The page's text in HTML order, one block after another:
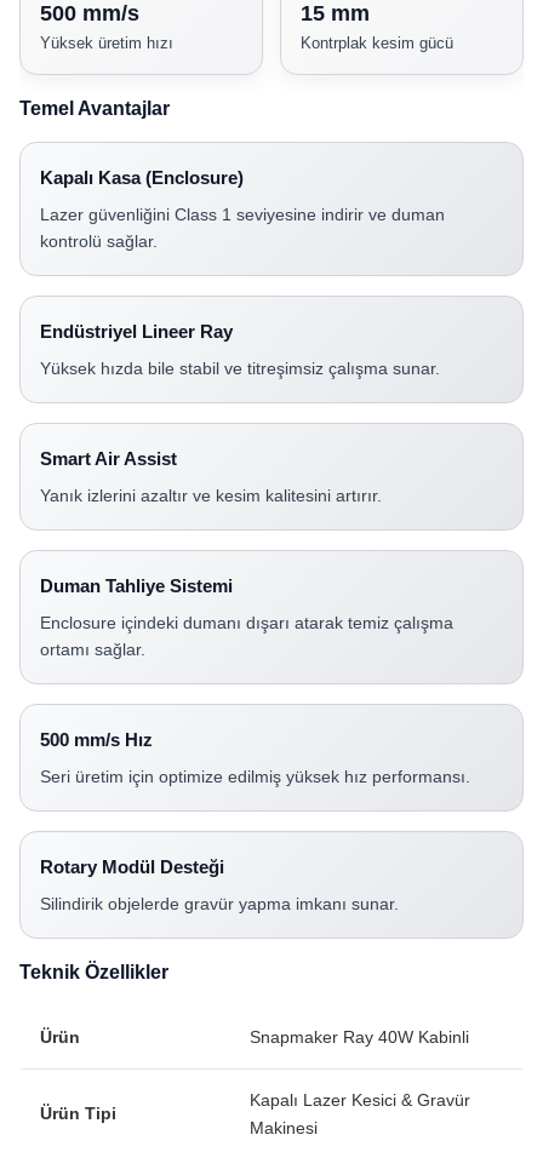
500 mm/s
Yüksek üretim hızı
15 mm
Kontrplak kesim gücü
Temel Avantajlar
Kapalı Kasa (Enclosure)
Lazer güvenliğini Class 1 seviyesine indirir ve duman
kontrolü sağlar.
Endüstriyel Lineer Ray
Yüksek hızda bile stabil ve titreşimsiz çalışma sunar.
Smart Air Assist
Yanık izlerini azaltır ve kesim kalitesini artırır.
Duman Tahliye Sistemi
Enclosure içindeki dumanı dışarı atarak temiz çalışma
ortamı sağlar.
500 mm/s Hız
Seri üretim için optimize edilmiş yüksek hız performansı.
Rotary Modül Desteği
Silindirik objelerde gravür yapma imkanı sunar.
Teknik Özellikler
Ürün Snapmaker Ray 40W Kabinli
Ürün Tipi
Kapalı Lazer Kesici & Gravür
Makinesi